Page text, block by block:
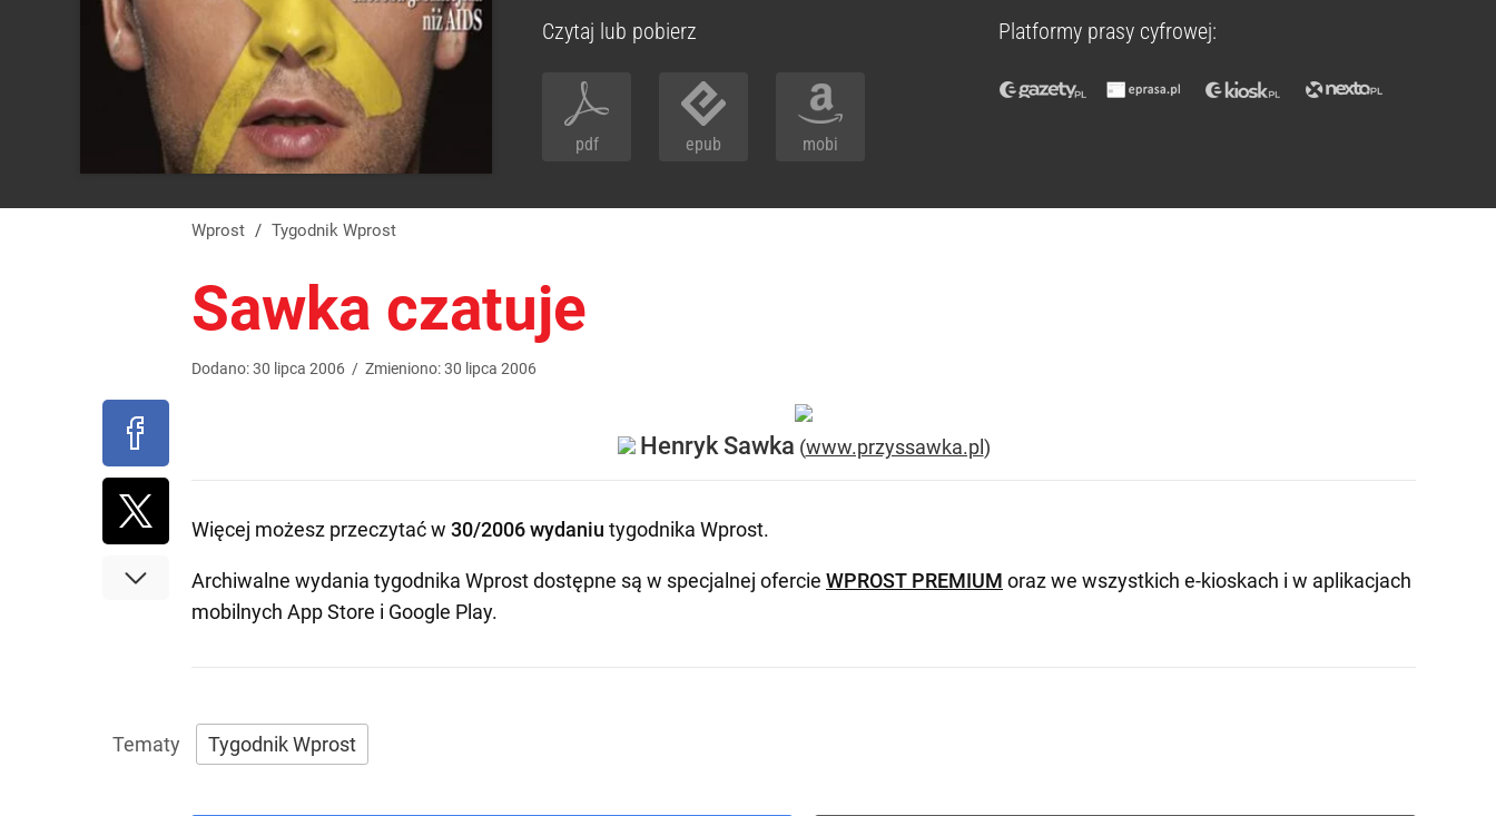
Czytaj lub pobierz
pdf epub mobi
Platformy prasy cyfrowej:
Wprost / Tygodnik Wprost
Sawka czatuje
Dodano:30 lipca 2006 / Zmieniono:30 lipca 2006
Henryk Sawka (www.przyssawka.pl)
Więcej możesz przeczytać w 30/2006 wydaniu tygodnika Wprost.
Archiwalne wydania tygodnika Wprost dostępne są w specjalnej ofercie WPROST PREMIUM oraz we wszystkich e-kioskach i w aplikacjach
mobilnych App Store i Google Play.
Tygodnik Wprost